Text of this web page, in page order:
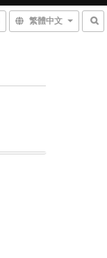
繁體中文